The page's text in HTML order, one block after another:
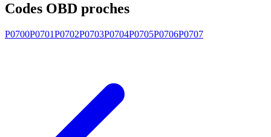
Codes OBD proches
P0700P0701P0702P0703P0704P0705P0706P0707